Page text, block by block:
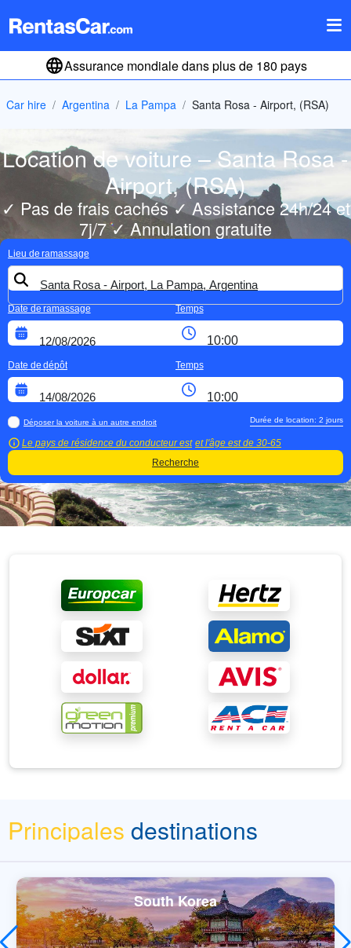
Assurance mondiale dans plus de 180 pays
Car hire Argentina La Pampa Santa Rosa - Airport, (RSA)
Location de voiture – Santa Rosa -
Airport, (RSA)
✓ Pas de frais cachés ✓ Assistance 24h/24 et
7j/7 ✓ Annulation gratuite
Lieu de ramassage
Date de ramassage Temps
Date de dépôt Temps
Déposer la voiture à un autre endroit
Le pays de résidence du conducteur est et l'âge est de 30-65
Durée de location: 2 jours
Recherche
Principales destinations
South Korea